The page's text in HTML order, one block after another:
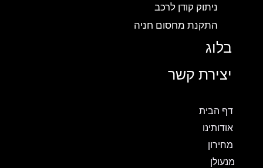
ניתוק קודן לרכב
התקנת מחסום חניה
בלוג
יצירת קשר
דף הבית
אודותינו
מחירון
מנעולן